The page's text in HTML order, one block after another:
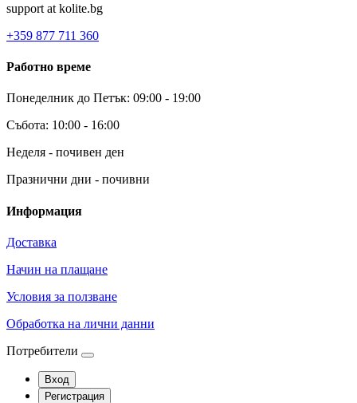
support at kolite.bg
+359 877 711 360
Работно време
Понеделник до Петък: 09:00 - 19:00
Събота: 10:00 - 16:00
Неделя - почивен ден
Празнични дни - почивни
Информация
Доставка
Начин на плащане
Условия за ползване
Обработка на лични данни
Потребители
Вход
Регистрация